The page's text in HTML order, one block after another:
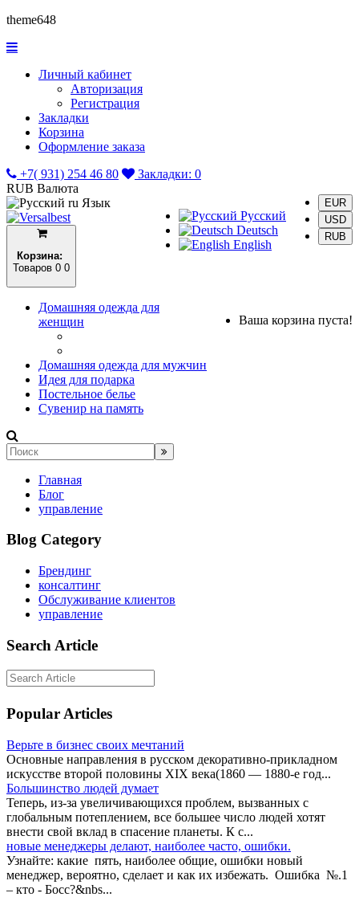
theme648
Личный кабинет
Авторизация
Регистрация
Закладки
Корзина
Оформление заказа
+7( 931) 254 46 80
Закладки: 0
RUB Валюта
EUR
USD
RUB
ru Язык
Русский
Deutsch
English
Корзина:
Товаров 0 0
Ваша корзина пуста!
Домашняя одежда для
женщин
Домашняя одежда для мужчин
Идея для подарка
Постельное белье
Сувенир на память
Главная
Блог
управление
Blog Category
Брендинг
консалтинг
Обслуживание клиентов
управление
Search Article
Popular Articles
Верьте в бизнес своих мечтаний
Основные направления в русском декоративно-прикладном
искусстве второй половины XIX века(1860 — 1880-е год...
Большинство людей думает
Теперь, из-за увеличивающихся проблем, вызванных с
глобальным потеплением, все большее число людей хотят
внести свой вклад в спасение планеты. К с...
новые менеджеры делают, наиболее часто, ошибки.
Узнайте: какие пять, наиболее общие, ошибки новый
менеджер, вероятно, сделает и как их избежать. Ошибка №.1
– кто - Босс?&nbs...